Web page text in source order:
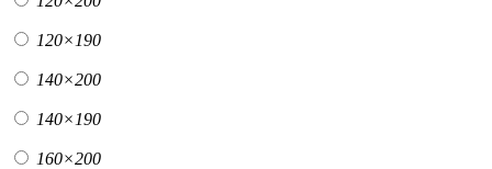
120×190
140×200
140×190
160×200